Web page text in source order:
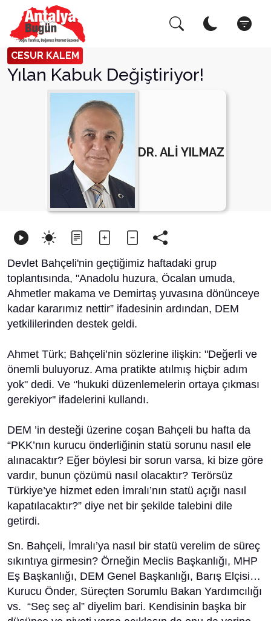
CESUR KALEM
Yılan Kabuk Değiştiriyor!
DR. ALİ YILMAZ
Devlet Bahçeli'nin geçtiğimiz haftadaki grup
toplantısında, "Anadolu huzura, Öcalan umuda,
Ahmetler makama ve Demirtaş yuvasına dönünceye
kadar kararımız nettir” ifadesinin ardından, DEM
yetkililerinden destek geldi.
Ahmet Türk; Bahçeli’nin sözlerine ilişkin: "Değerli ve
önemli buluyoruz. Ama pratikte atılmış hiçbir adım
yok" dedi. Ve ‘'hukuki düzenlemelerin ortaya çıkması
gerekiyor'' ifadelerini kullandı.
DEM ’in desteği üzerine coşan Bahçeli bu hafta da
“PKK’nın kurucu önderliğinin statü sorunu nasıl ele
alınacaktır? Eğer böylesi bir sorun varsa, ki bize göre
vardır, bunun çözümü nasıl olacaktır? Terörsüz
Türkiye’ye hizmet eden İmralı’nın statü açığı nasıl
kapatılacaktır?” diye net bir şekilde talebini dile
getirdi.
Sn. Bahçeli, İmralı’ya nasıl bir statü verelim de süreç
sıkıntıya girmesin? Örneğin Meclis Başkanlığı, MHP
Eş Başkanlığı, DEM Genel Başkanlığı, Barış Elçisi…
Kurucu Önder, Süreçten Sorumlu Bakan Yardımcılığı
vs. “Seç seç al” diyelim bari. Kendisinin başka bir
Arama Yap! Kapat